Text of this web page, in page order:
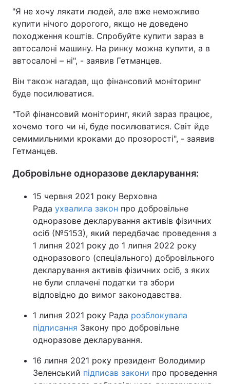
"Я не хочу лякати людей, але вже неможливо
купити нічого дорогого, якщо не доведено
походження коштів. Спробуйте купити зараз в
автосалоні машину. На ринку можна купити, а в
автосалоні – ні", - заявив Гетманцев.
Він також нагадав, що фінансовий моніторинг
буде посилюватися.
"Той фінансовий моніторинг, який зараз працює,
хочемо того чи ні, буде посилюватися. Світ йде
семимильними кроками до прозорості", - заявив
Гетманцев.
Добровільне одноразове декларування:
15 червня 2021 року Верховна
Рада ухвалила закон про добровільне
одноразове декларування активів фізичних
осіб (№5153), який передбачає проведення з
1 липня 2021 року до 1 липня 2022 року
одноразового (спеціального) добровільного
декларування активів фізичних осіб, з яких
не були сплачені податки та збори
відповідно до вимог законодавства.
1 липня 2021 року Рада розблокувала
підписання Закону про добровільне
одноразове декларування.
16 липня 2021 року президент Володимир
Зеленський підписав закони про проведення